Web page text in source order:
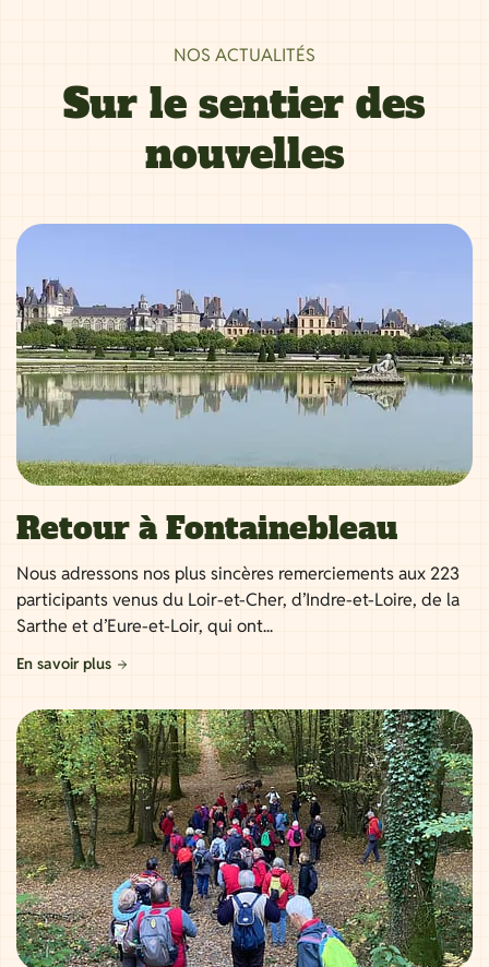
NOS ACTUALITÉS
Sur le sentier des
nouvelles
Retour à Fontainebleau
Nous adressons nos plus sincères remerciements aux 223
participants venus du Loir-et-Cher, d’Indre-et-Loire, de la
Sarthe et d’Eure-et-Loir, qui ont...
En savoir plus